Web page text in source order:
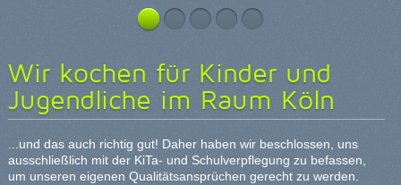
Wir kochen für Kinder und
Jugendliche im Raum Köln
...und das auch richtig gut! Daher haben wir beschlossen, uns
ausschließlich mit der KiTa- und Schulverpflegung zu befassen,
um unseren eigenen Qualitätsansprüchen gerecht zu werden.